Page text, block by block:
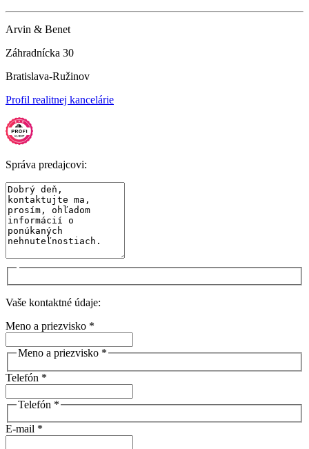
Arvin & Benet
Záhradnícka 30
Bratislava-Ružinov
Profil realitnej kancelárie
Správa predajcovi:
Vaše kontaktné údaje:
Meno a priezvisko *
Meno a priezvisko *
Telefón *
Telefón *
E-mail *